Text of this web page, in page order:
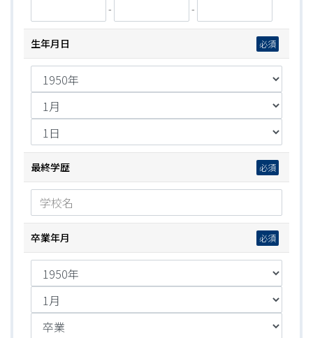
- -
生年月日
最終学歴
卒業年月